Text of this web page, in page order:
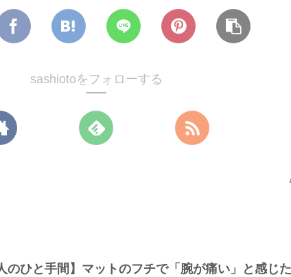
sashiotoをフォローする
のひと手間】マットのフチで「腕が痛い」と感じ